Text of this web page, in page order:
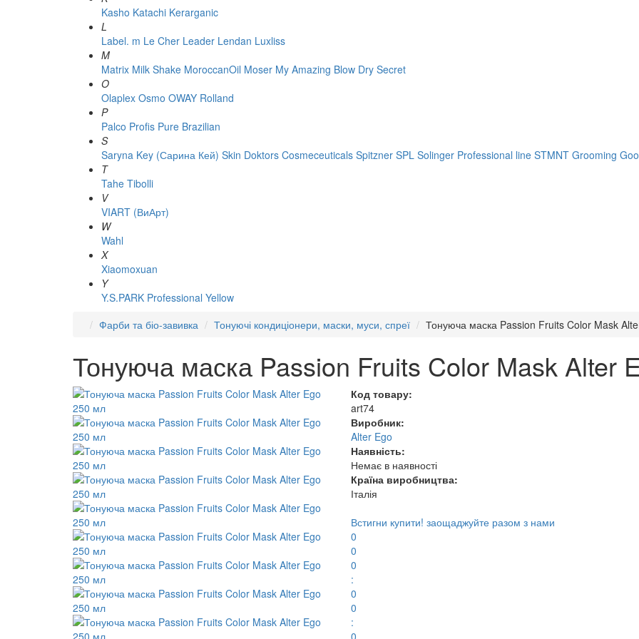
Kasho Katachi Kerarganic
L
Label. m Le Cher Leader Lendan Luxliss
M
Matrix Milk Shake MoroccanOil Moser My Amazing Blow Dry Secret
O
Olaplex Osmo OWAY Rolland
P
Palco Profis Pure Brazilian
S
Saryna Key (Сарина Кей) Skin Doktors Cosmeceuticals Spitzner SPL Solinger Professional line STMNT Grooming
T
Tahe Tibolli
V
VIART (ВиАрт)
W
Wahl
X
Xiaomoxuan
Y
Y.S.PARK Professional Yellow
Фарби та біо-завивка
Тонуючі кондиціонери, маски, муси, спреї Тонуюча маска Passion Fruits Color Mask
Тонуюча маска Passion Fruits Color Mask Alter
Код товару:
art74
Виробник:
Alter Ego
Наявність:
Немає в наявності
Країна виробництва:
Італія
Встигни купити! заощаджуйте разом з нами
0
0
0
:
0
0
:
0